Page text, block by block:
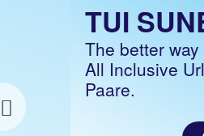
Previous
TUI
The better
All Inclusive
Paare.